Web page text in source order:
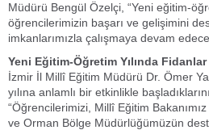
Müdürü Bengül Özelçi, “Yeni eğitim-
öğrencilerimizin başarı ve gelişimini
imkanlarımızla çalışmaya devam
Yeni Eğitim-Öğretim Yılında
İzmir İl Millî Eğitim Müdürü Dr. Ömer
yılına anlamlı bir etkinlikle
“Öğrencilerimizi, Millî Eğitim Bakanımız
ve Orman Bölge Müdürlüğümüzün